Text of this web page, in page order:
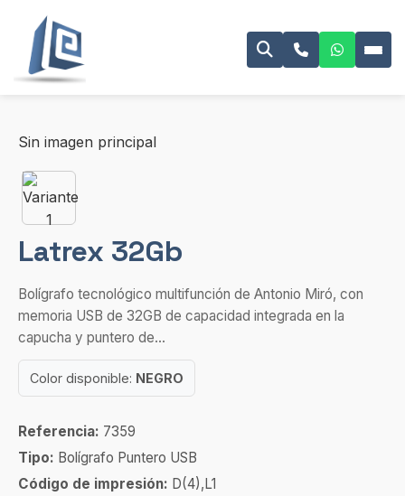
Sin imagen principal
Latrex 32Gb
Bolígrafo tecnológico multifunción de Antonio Miró, con
memoria USB de 32GB de capacidad integrada en la
capucha y puntero de...
Color disponible: NEGRO
Referencia: 7359
Tipo: Bolígrafo Puntero USB
Código de impresión: D(4),L1